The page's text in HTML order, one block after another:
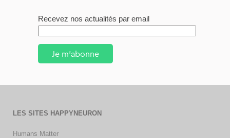
Recevez nos actualités par email
Je m'abonne
LES SITES HAPPYNEURON
Humans Matter